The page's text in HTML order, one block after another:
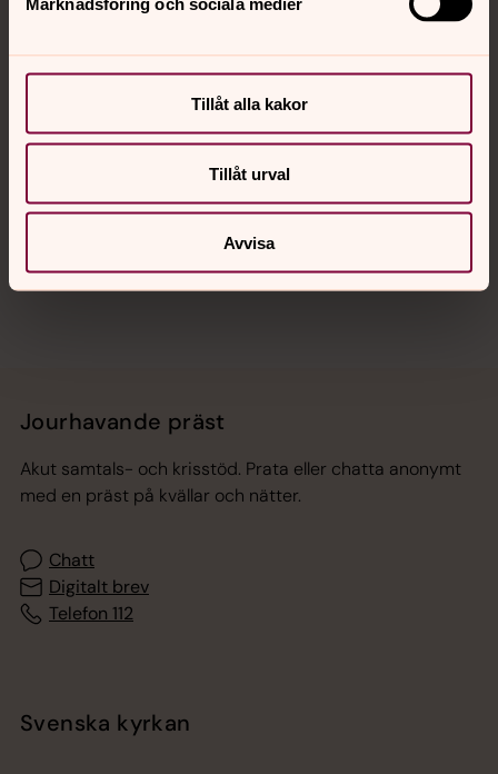
Tillåt alla kakor
Tillåt urval
Avvisa
Kalender
Jourhavande präst
Akut samtals- och krisstöd. Prata eller chatta anonymt
med en präst på kvällar och nätter.
Chatt
Digitalt brev
Telefon 112
Svenska kyrkan